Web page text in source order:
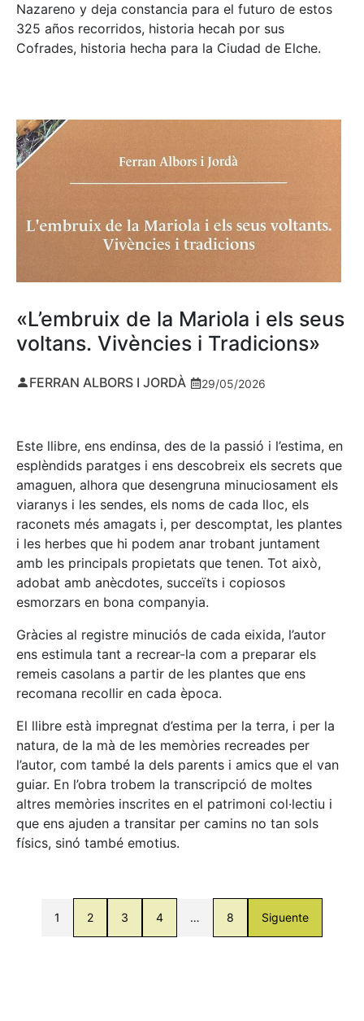
Nazareno y deja constancia para el futuro de estos
325 años recorridos, historia hecah por sus
Cofrades, historia hecha para la Ciudad de Elche.
«L’embruix de la Mariola i els seus
voltans. Vivències i Tradicions»
FERRAN ALBORS I JORDÀ 29/05/2026
Este llibre, ens endinsa, des de la passió i l’estima, en
esplèndids paratges i ens descobreix els secrets que
amaguen, alhora que desengruna minuciosament els
viaranys i les sendes, els noms de cada lloc, els
raconets més amagats i, per descomptat, les plantes
i les herbes que hi podem anar trobant juntament
amb les principals propietats que tenen. Tot això,
adobat amb anècdotes, succeïts i copiosos
esmorzars en bona companyia.
Gràcies al registre minuciós de cada eixida, l’autor
ens estimula tant a recrear-la com a preparar els
remeis casolans a partir de les plantes que ens
recomana recollir en cada època.
El llibre està impregnat d’estima per la terra, i per la
natura, de la mà de les memòries recreades per
l’autor, com també la dels parents i amics que el van
guiar. En l’obra trobem la transcripció de moltes
altres memòries inscrites en el patrimoni col·lectiu i
que ens ajuden a transitar per camins no tan sols
físics, sinó també emotius.
1 2 3 4 … 8 Siguente